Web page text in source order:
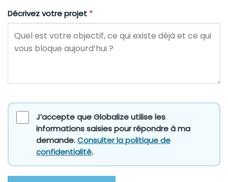
Décrivez votre projet *
J’accepte que Globalize utilise les
informations saisies pour répondre à ma
demande.Consulter la politique de
confidentialité.